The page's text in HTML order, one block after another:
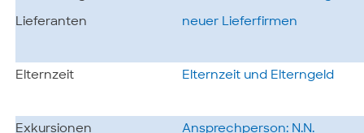
Lieferanten neuer Lieferfirmen
Elternzeit Elternzeit und Elterngeld
Exkursionen Ansprechperson: N.N.